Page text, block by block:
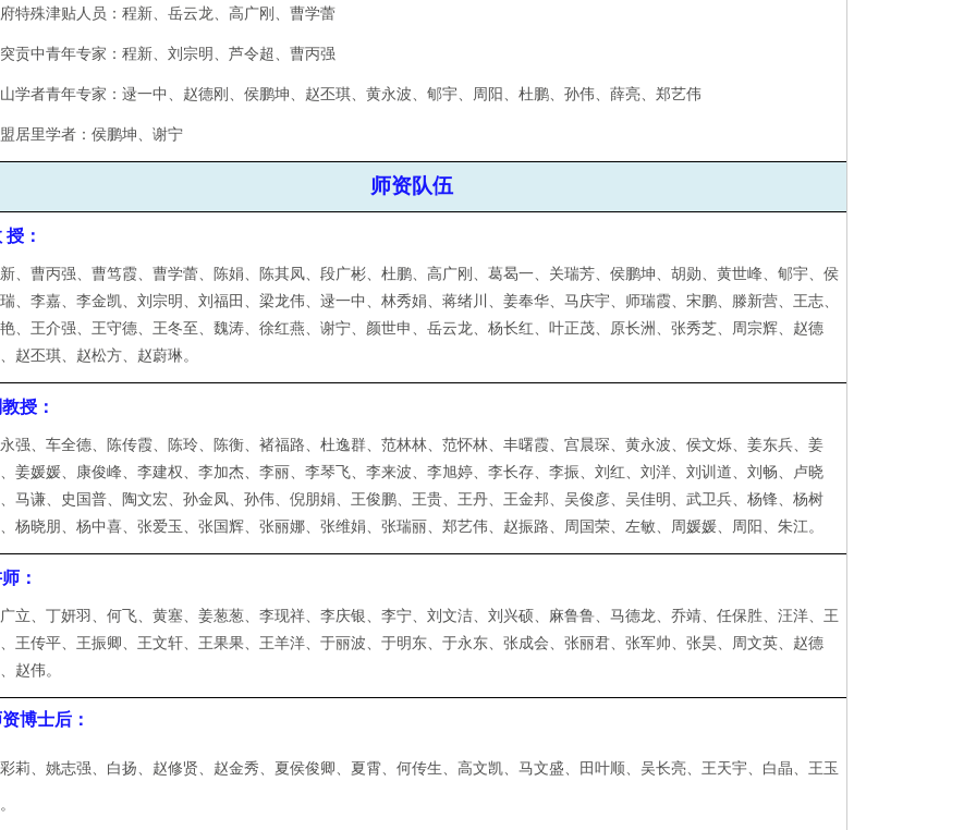
特殊津贴人员：程新、岳云龙、高广刚、曹学蕾
贡中青年专家：程新、刘宗明、芦令超、曹丙强
学者青年专家：逯一中 、 赵德刚 、侯鹏坤、 赵丕琪、黄永波、郇宇、 周阳 、杜鹏、孙伟、薛亮、郑艺伟
居里学者：侯鹏坤、谢宁
师资队伍
授：
、曹丙强、曹笃霞、曹学蕾、 陈娟、 陈其凤、段广彬、杜鹏、 高广刚 、葛曷一、 关瑞芳、侯鹏坤、胡勋、黄世峰、郇宇、侯
、李嘉、李金凯、刘宗明 、刘福田 、梁龙伟、逯一中 、林秀娟、蒋绪川 、姜奉华、马庆宇、 师瑞霞、宋鹏、 滕新营、 王志、
、 王介强、 王守德、 王冬至 、魏涛、徐红燕、谢宁、颜世申、岳云龙、杨长红、叶正茂、 原长洲 、张秀芝、 周宗辉、 赵德
、 赵丕琪、 赵松方、 赵蔚琳。
授：
强、车全德、 陈传霞、 陈玲、 陈衡、褚福路、杜逸群、范林林、范怀林、丰曙霞、宫晨琛、黄永波、侯文烁、姜东兵、姜
、姜媛媛、 康俊峰、李建权、李加杰、李丽、李琴飞、李来波、李旭婷、李长存、李振、刘红、刘洋、刘训道、刘畅、
卢晓
、马谦、 史国普、 陶文宏、孙金凤、孙伟、倪朋娟、 王俊鹏、 王贵、 王丹、 王金邦、吴俊彦、吴佳明 、武卫兵、杨锋、杨树
、杨晓朋 、杨中喜、张爱玉 、张国辉、张丽娜、张维娟、张瑞丽、郑艺伟、 赵振路、 周国荣、左敏、 周媛媛、 周阳 、朱江。
：
立、丁妍羽 、何飞、黄塞、姜葱葱、李现祥、李庆银、李宁、刘文洁、刘兴硕、 麻鲁鲁、马德龙、乔靖、任保胜、汪洋、王
王传平、 王振卿、 王文轩、 王果果、王羊洋、于丽波、于明东、于永东、张成会、张丽君、张军帅、张昊、周文英、 赵德
、 赵伟。
博士后：
莉、姚志强、 白扬、 赵修贤、赵金秀、夏侯俊卿、夏霄、何传生、高文凯、马文盛、田叶顺、吴长亮、王天宇、白晶、王玉